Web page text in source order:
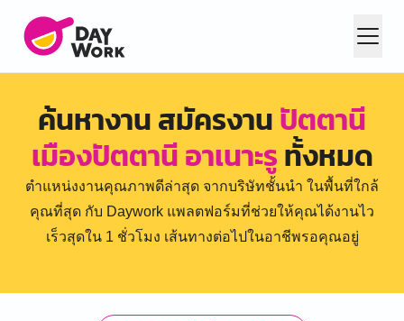
ค้นหางาน สมัครงานปัตตานี
เมืองปัตตานี อาเนาะรูทั้งหมด
ตำแหน่งงานคุณภาพดีล่าสุด จากบริษัทชั้นนำ ในพื้นที่ใกล้
คุณที่สุด กับ Daywork แพลตฟอร์มที่ช่วยให้คุณได้งานไว
เร็วสุดใน 1 ชั่วโมง เส้นทางต่อไปในอาชีพรอคุณอยู่